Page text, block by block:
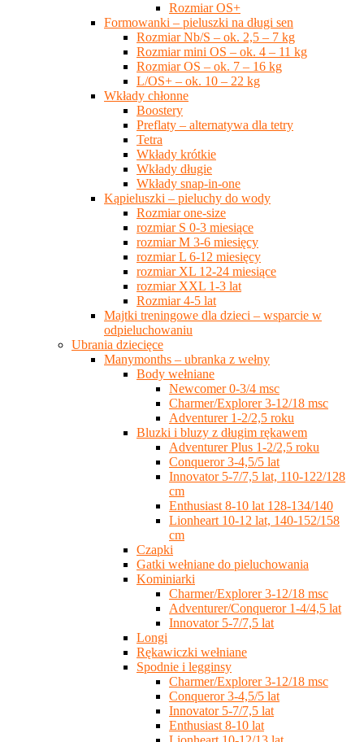
Rozmiar OS+
Formowanki – pieluszki na długi sen
Rozmiar Nb/S – ok. 2,5 – 7 kg
Rozmiar mini OS – ok. 4 – 11 kg
Rozmiar OS – ok. 7 – 16 kg
L/OS+ – ok. 10 – 22 kg
Wkłady chłonne
Boostery
Preflaty – alternatywa dla tetry
Tetra
Wkłady krótkie
Wkłady długie
Wkłady snap-in-one
Kąpieluszki – pieluchy do wody
Rozmiar one-size
rozmiar S 0-3 miesiące
rozmiar M 3-6 miesięcy
rozmiar L 6-12 miesięcy
rozmiar XL 12-24 miesiące
rozmiar XXL 1-3 lat
Rozmiar 4-5 lat
Majtki treningowe dla dzieci – wsparcie w
odpieluchowaniu
Ubrania dziecięce
Manymonths – ubranka z wełny
Body wełniane
Newcomer 0-3/4 msc
Charmer/Explorer 3-12/18 msc
Adventurer 1-2/2,5 roku
Bluzki i bluzy z długim rękawem
Adventurer Plus 1-2/2,5 roku
Conqueror 3-4,5/5 lat
Innovator 5-7/7,5 lat, 110-122/128
cm
Enthusiast 8-10 lat 128-134/140
Lionheart 10-12 lat, 140-152/158
cm
Czapki
Gatki wełniane do pieluchowania
Kominiarki
Charmer/Explorer 3-12/18 msc
Adventurer/Conqueror 1-4/4,5 lat
Innovator 5-7/7,5 lat
Longi
Rękawiczki wełniane
Spodnie i legginsy
Charmer/Explorer 3-12/18 msc
Conqueror 3-4,5/5 lat
Innovator 5-7/7,5 lat
Enthusiast 8-10 lat